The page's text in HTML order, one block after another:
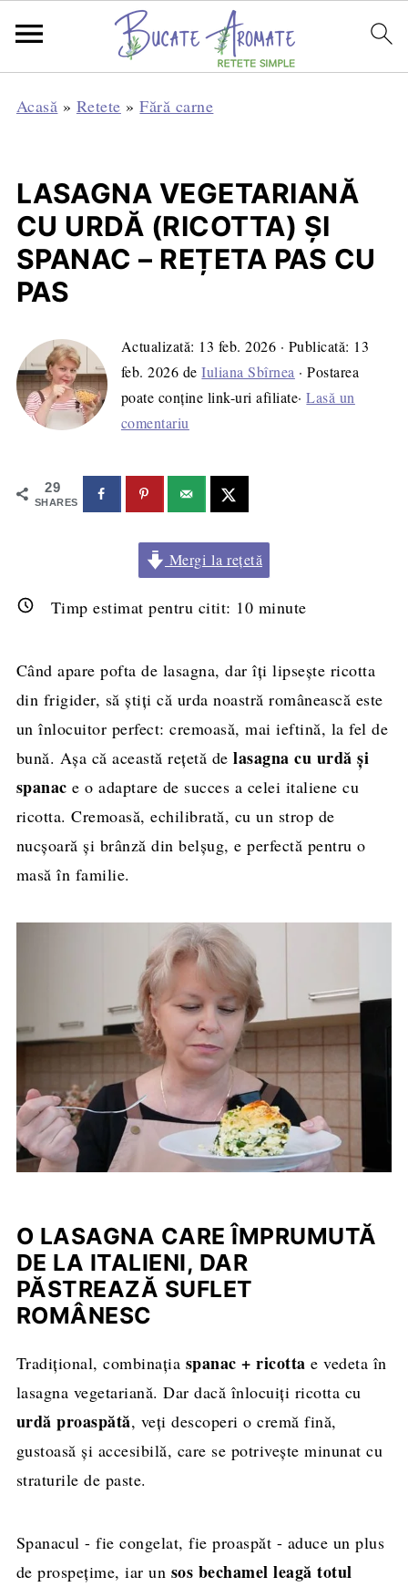
Acasă » Retete »Fără carne
LASAGNA VEGETARIANĂ
CU URDĂ (RICOTTA) ȘI
SPANAC – REȚETA PAS CU
PAS
Actualizată: 13 feb. 2026 · Publicată: 13
feb. 2026 deIuliana Sbîrnea · Postarea
poate conține link-uri afiliate·Lasă un
comentariu
29
SHARES
Mergi la rețetă
Timp estimat pentru citit: 10 minute
Când apare pofta de lasagna, dar îți lipsește ricotta
din frigider, să știți că urda noastră românească este
un înlocuitor perfect: cremoasă, mai ieftină, la fel de
bună. Așa că această rețetă delasagna cu urdă și
spanac e o adaptare de succes a celei italiene cu
ricotta. Cremoasă, echilibrată, cu un strop de
nucșoară și brânză din belșug, e perfectă pentru o
masă în familie.
O LASAGNA CARE ÎMPRUMUTĂ
DE LA ITALIENI, DAR
PĂSTREAZĂ SUFLET
ROMÂNESC
Tradițional, combinația spanac + ricotta e vedeta în
lasagna vegetariană. Dar dacă înlocuiți ricotta cu
urdă proaspătă, veți descoperi o cremă fină,
gustoasă și accesibilă, care se potrivește minunat cu
straturile de paste.
Spanacul - fie congelat, fie proaspăt - aduce un plus
de prospețime, iar un sos bechamel leagă totul